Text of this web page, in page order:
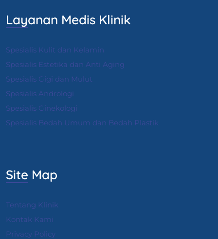
Layanan Medis Klinik
Spesialis Kulit dan Kelamin
Spesialis Estetika dan Anti Aging
Spesialis Gigi dan Mulut
Spesialis Andrologi
Spesialis Ginekologi
Spesialis Bedah Umum dan Bedah Plastik
Site Map
Tentang Klinik
Kontak Kami
Privacy Policy